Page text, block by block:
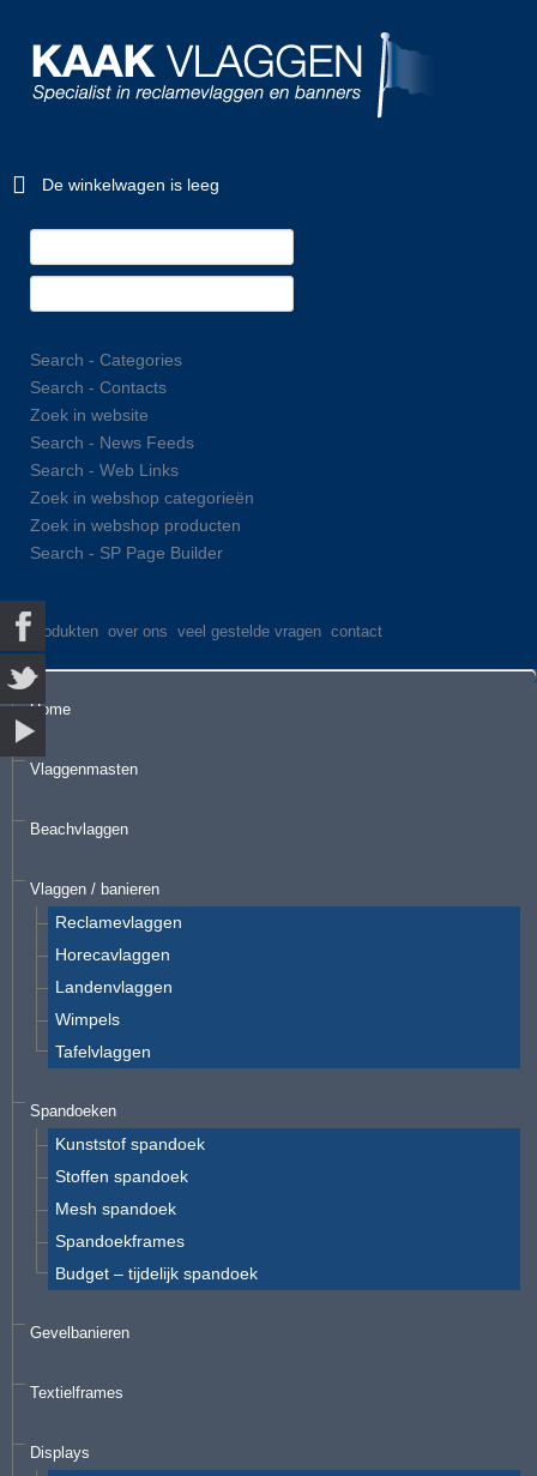
De winkelwagen is leeg
Search - Categories
Search - Contacts
Zoek in website
Search - News Feeds
Search - Web Links
Zoek in webshop categorieën
Zoek in webshop producten
Search - SP Page Builder
produkten over ons veel gestelde vragen contact
Home
Vlaggenmasten
Beachvlaggen
Vlaggen / banieren
Reclamevlaggen
Horecavlaggen
Landenvlaggen
Wimpels
Tafelvlaggen
Spandoeken
Kunststof spandoek
Stoffen spandoek
Mesh spandoek
Spandoekframes
Budget – tijdelijk spandoek
Gevelbanieren
Textielframes
Displays